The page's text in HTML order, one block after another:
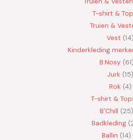
T-shirt &
Truien &
Vest 14
Kinderkleding
B.Nosy 61
Jurk 15
Rok 4
T-shirt &
B'Chill 25
Badkleding
Ballin 14